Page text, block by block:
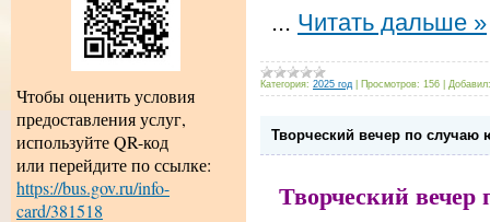
Чтобы оценить условия
предоставления услуг,
используйте QR-код
или перейдите по ссылке:
https://bus.gov.ru/info-
card/381518
... Читать дальше »
Категория: 2025 год Просмотров: 156 Добавил:
Творческий вечер по случаю
Творческий